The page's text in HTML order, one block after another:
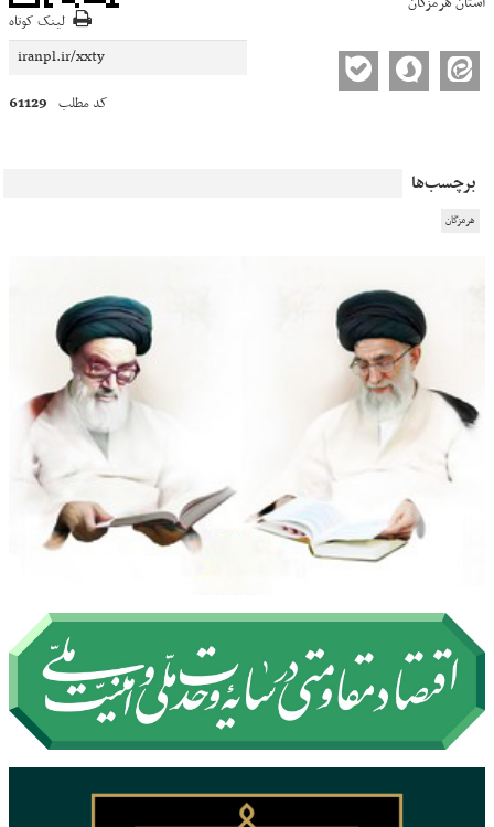
لینک کوتاه
کد مطلب 61129
برچسب‌ها
هرمزگان